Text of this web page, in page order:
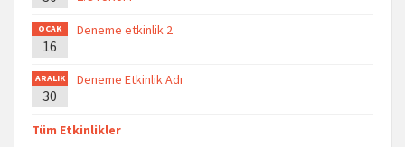
OCAK
16
Deneme etkinlik 2
ARALIK
30
Deneme Etkinlik Adı
Tüm Etkinlikler